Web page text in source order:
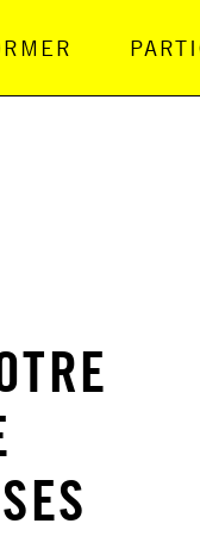
Principale